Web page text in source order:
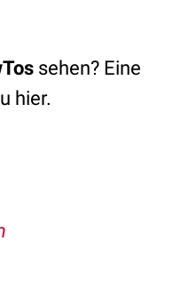
sehen? Eine
hier.